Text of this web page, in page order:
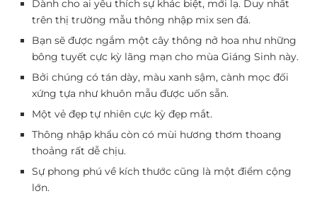
Dành cho ai yêu thích sự khác biệt, mới lạ. Duy nhất
trên thị trường mẫu thông nhập mix sen đá.
Bạn sẽ được ngắm một cây thông nở hoa như những
bông tuyết cực kỳ lãng mạn cho mùa Giáng Sinh này.
Bởi chúng có tán dày, màu xanh sậm, cành mọc đối
xứng tựa như khuôn mẫu được uốn sẵn.
Một vẻ đẹp tự nhiên cực kỳ đẹp mắt.
Thông nhập khẩu còn có mùi hương thơm thoang
thoảng rất dễ chịu.
Sự phong phú về kích thước cũng là một điểm cộng
lớn.